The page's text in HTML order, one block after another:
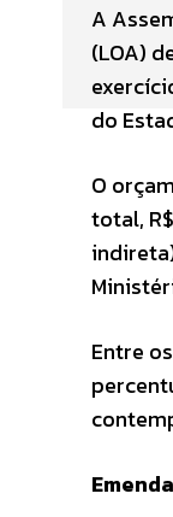
A
(LOA)
do
O
total,
Entre